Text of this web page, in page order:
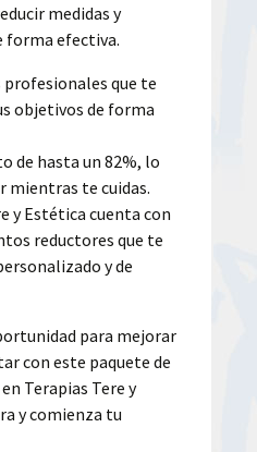
medidas y
forma efectiva.
que te
objetivos de forma
de hasta un 82%, lo
mientras te cuidas.
y Estética cuenta con
reductores que te
y de
para mejorar
con este paquete de
Terapias Tere y
y comienza tu